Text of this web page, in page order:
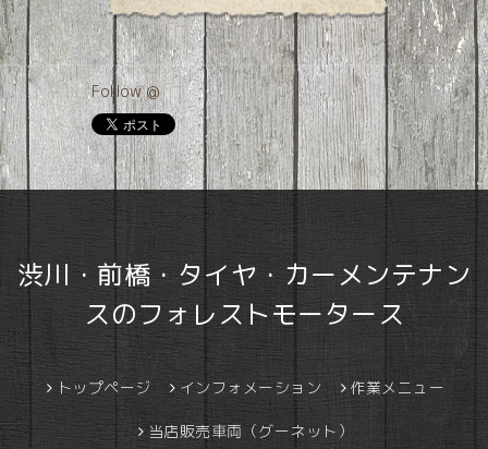
Follow @
渋川・前橋・タイヤ・カーメンテナン
スのフォレストモータース
トップページ インフォメーション 作業メニュー
当店販売車両（グーネット）